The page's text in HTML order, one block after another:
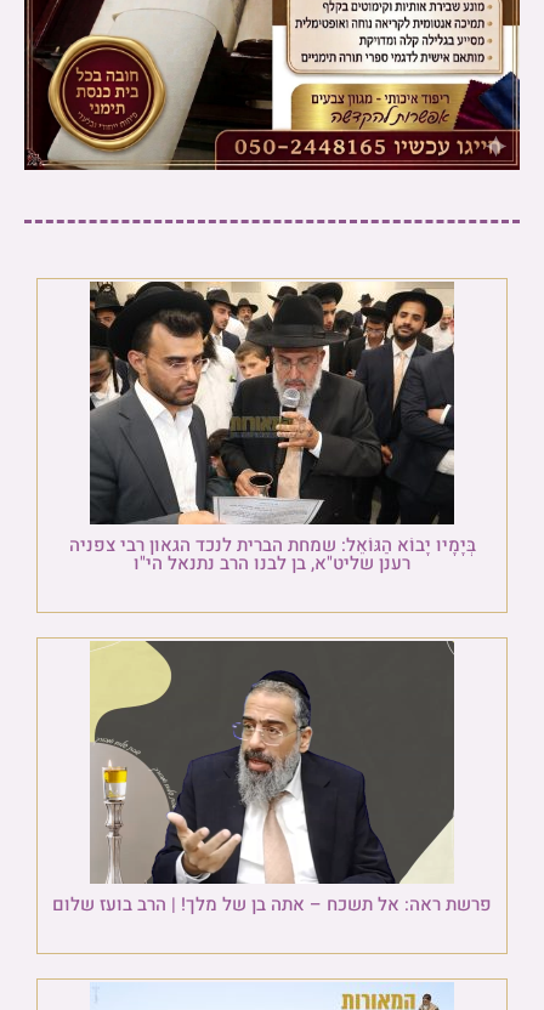
בְּיָמָיו יָבוֹא הַגּוֹאֵל: שמחת הברית לנכד הגאון רבי צפניה
רענן שליט"א, בן לבנו הרב נתנאל הי"ו
פרשת ראה: אל תשכח – אתה בן של מלך! | הרב בועז שלום